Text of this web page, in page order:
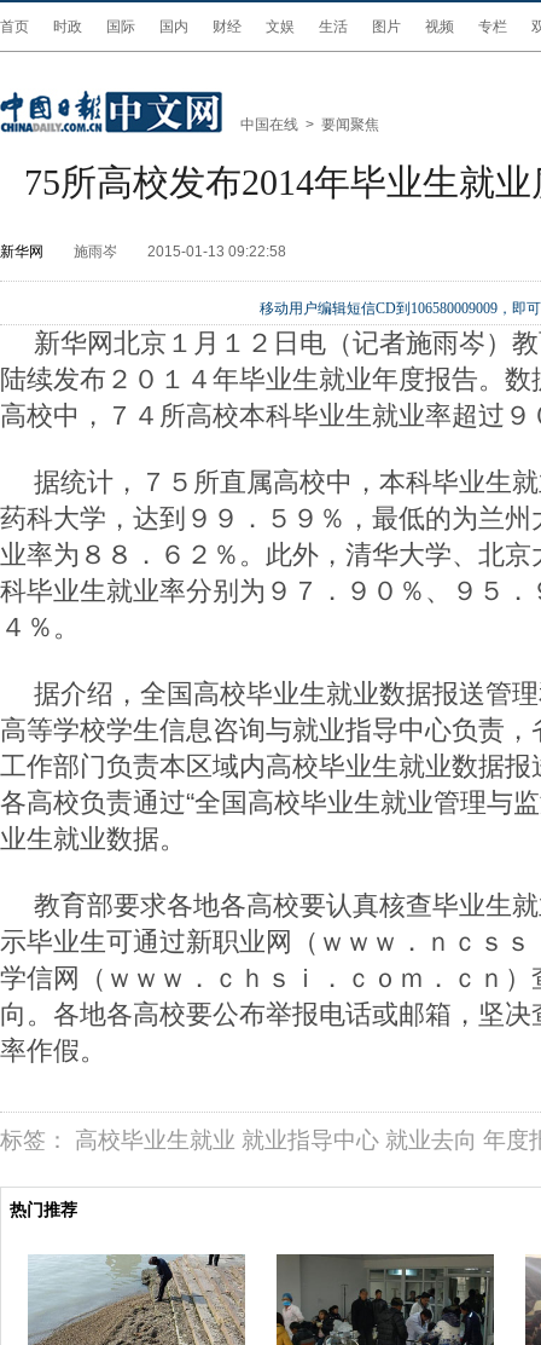
首页 时政 国际 国内 财经 文娱 生活 图片 视频 专栏
中国在线 > 要闻聚焦
75所高校发布2014年毕业生就
新华网 施雨岑 2015-01-13 09:22:58
移动用户编辑短信CD到106580009009，即
新华网北京１月１２日电（记者施雨岑）
陆续发布２０１４年毕业生就业年度报告。
高校中，７４所高校本科毕业生就业率超过９
据统计，７５所直属高校中，本科毕业生
药科大学，达到９９．５９％，最低的为兰
业率为８８．６２％。此外，清华大学、北
科毕业生就业率分别为９７．９０％、９５
４％。
据介绍，全国高校毕业生就业数据报送管
高等学校学生信息咨询与就业指导中心负责
工作部门负责本区域内高校毕业生就业数据
各高校负责通过“全国高校毕业生就业管理与
业生就业数据。
教育部要求各地各高校要认真核查毕业生
示毕业生可通过新职业网（ｗｗｗ．ｎｃｓ
学信网（ｗｗｗ．ｃｈｓｉ．ｃｏｍ．ｃｎ
向。各地各高校要公布举报电话或邮箱，坚
率作假。
标签： 高校毕业生就业 就业指导中心 就业去向 年度
热门推荐